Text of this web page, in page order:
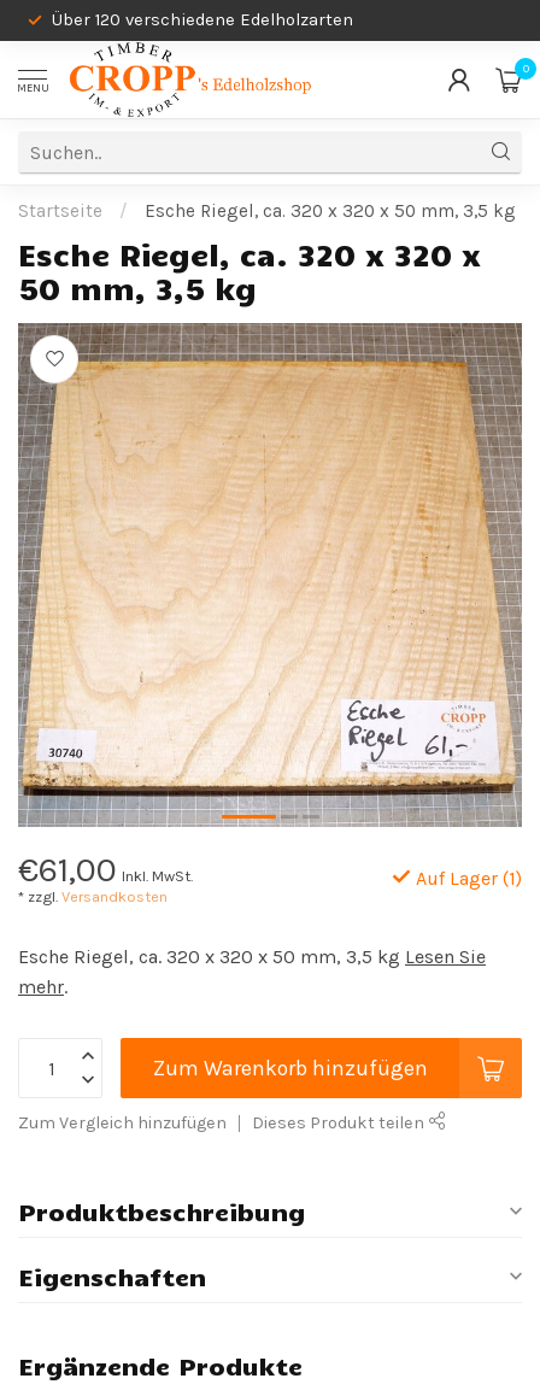
Über 120 verschiedene Edelholzarten
MENU
0
Startseite / Esche Riegel, ca. 320 x 320 x 50 mm, 3,5 kg
Esche Riegel, ca. 320 x 320 x
50 mm, 3,5 kg
€61,00 Inkl. MwSt.
* zzgl. Versandkosten
Auf Lager (1)
Esche Riegel, ca. 320 x 320 x 50 mm, 3,5 kg Lesen Sie
mehr.
Zum Warenkorb hinzufügen
Zum Vergleich hinzufügen Dieses Produkt teilen
Produktbeschreibung
Eigenschaften
Ergänzende Produkte